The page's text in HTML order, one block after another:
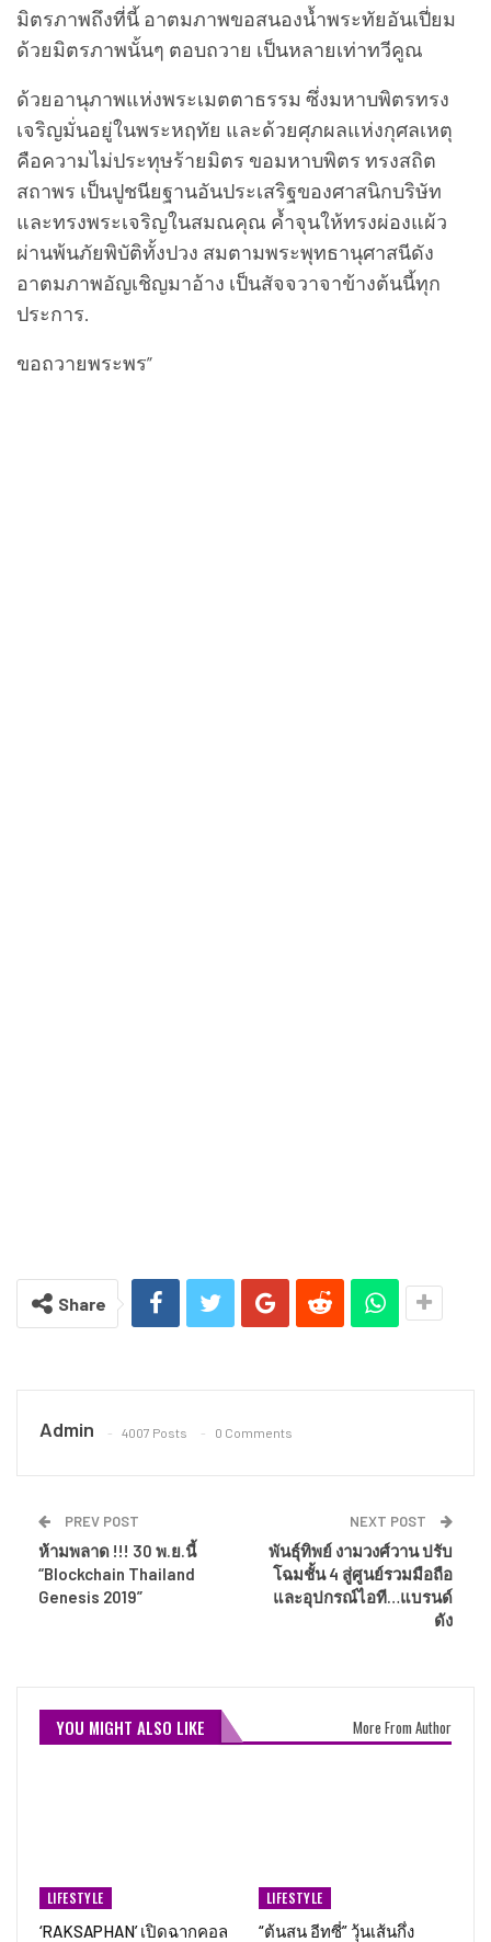
มิตรภาพถึงที่นี้ อาตมภาพขอสนองน้ำพระทัยอันเปี่ยม
ด้วยมิตรภาพนั้นๆ ตอบถวาย เป็นหลายเท่าทวีคูณ
ด้วยอานุภาพแห่งพระเมตตาธรรม ซึ่งมหาบพิตรทรง
เจริญมั่นอยู่ในพระหฤทัย และด้วยศุภผลแห่งกุศลเหตุ
คือความไม่ประทุษร้ายมิตร ขอมหาบพิตร ทรงสถิต
สถาพร เป็นปูชนียฐานอันประเสริฐของศาสนิกบริษัท
และทรงพระเจริญในสมณคุณ ค้ำจุนให้ทรงผ่องแผ้ว
ผ่านพ้นภัยพิบัติทั้งปวง สมตามพระพุทธานุศาสนีดัง
อาตมภาพอัญเชิญมาอ้าง เป็นสัจจวาจาข้างต้นนี้ทุก
ประการ.
ขอถวายพระพร”
Share
Admin 4007 Posts 0 Comments
PREV POST
ห้ามพลาด !!! 30 พ.ย.นี้
“Blockchain Thailand
Genesis 2019”
NEXT POST
พันธุ์ทิพย์ งามวงศ์วาน ปรับ
โฉมชั้น 4 สู่ศูนย์รวมมือถือ
และอุปกรณ์ไอที…แบรนด์
ดัง
YOU MIGHT ALSO LIKE More From Author
LIFESTYLE
‘RAKSAPHAN’ เปิดฉากคอล
LIFESTYLE
“ต้นสน อีทซี่” วุ้นเส้นกึ่ง